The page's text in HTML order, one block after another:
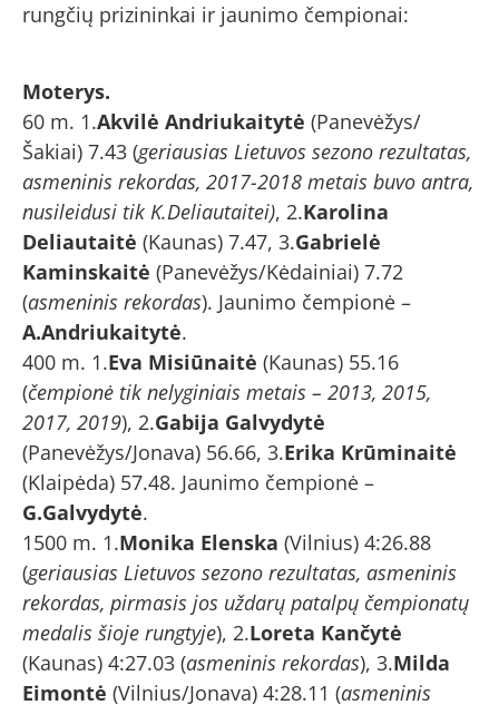
rungčių prizininkai ir jaunimo čempionai:
Moterys.
60 m. 1.Akvilė Andriukaitytė (Panevėžys/
Šakiai) 7.43 (geriausias Lietuvos sezono rezultatas,
asmeninis rekordas, 2017-2018 metais buvo antra,
nusileidusi tik K.Deliautaitei), 2.Karolina
Deliautaitė (Kaunas) 7.47, 3.Gabrielė
Kaminskaitė (Panevėžys/Kėdainiai) 7.72
(asmeninis rekordas). Jaunimo čempionė –
A.Andriukaitytė.
400 m. 1.Eva Misiūnaitė (Kaunas) 55.16
(čempionė tik nelyginiais metais – 2013, 2015,
2017, 2019), 2.Gabija Galvydytė
(Panevėžys/Jonava) 56.66, 3.Erika Krūminaitė
(Klaipėda) 57.48. Jaunimo čempionė –
G.Galvydytė.
1500 m. 1.Monika Elenska (Vilnius) 4:26.88
(geriausias Lietuvos sezono rezultatas, asmeninis
rekordas, pirmasis jos uždarų patalpų čempionatų
medalis šioje rungtyje), 2.Loreta Kančytė
(Kaunas) 4:27.03 (asmeninis rekordas), 3.Milda
Eimontė (Vilnius/Jonava) 4:28.11 (asmeninis